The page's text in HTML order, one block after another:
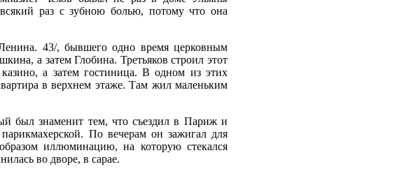
раз с зубною болью, потому что она
43/, бывшего одно время церковным
а затем Глобина. Третьяков строил этот
а затем гостиница. В одном из этих
в верхнем этаже. Там жил маленьким
был знаменит тем, что съездил в Париж и
По вечерам он зажигал для
иллюминацию, на которую стекался
во дворе, в сарае.